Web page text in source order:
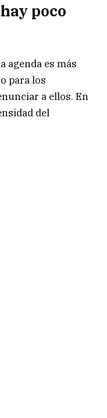
poco
agenda es más
para los
a ellos. En
del